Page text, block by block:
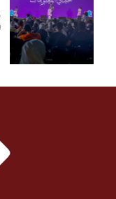
فرقة «فنون»
واليافعين